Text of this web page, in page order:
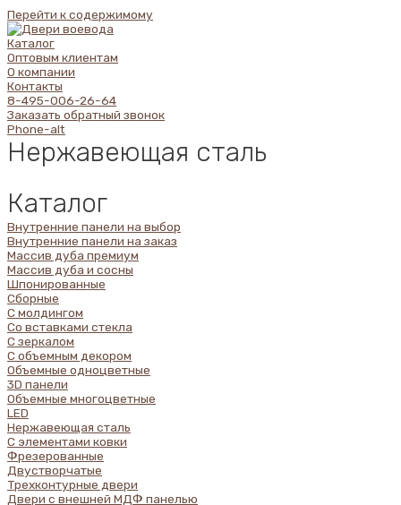
Перейти к содержимому
Каталог
Оптовым клиентам
О компании
Контакты
8-495-006-26-64
Заказать обратный звонок
Phone-alt
Нержавеющая сталь
Каталог
Внутренние панели на выбор
Внутренние панели на заказ
Массив дуба премиум
Массив дуба и сосны
Шпонированные
Сборные
С молдингом
Со вставками стекла
С зеркалом
С объемным декором
Объемные одноцветные
3D панели
Объемные многоцветные
LED
Нержавеющая сталь
С элементами ковки
Фрезерованные
Двустворчатые
Трехконтурные двери
Двери с внешней МДФ панелью